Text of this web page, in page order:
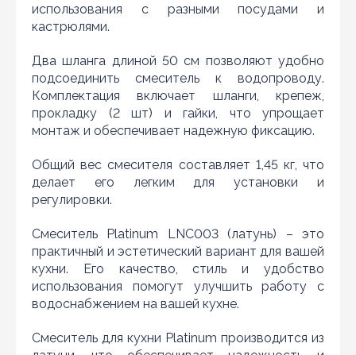
использования с разными посудами и
кастрюлями.
Два шланга длиной 50 см позволяют удобно
подсоединить смеситель к водопроводу.
Комплектация включает шланги, крепеж,
прокладку (2 шт) и гайки, что упрощает
монтаж и обеспечивает надежную фиксацию.
Общий вес смесителя составляет 1,45 кг, что
делает его легким для установки и
регулировки.
Смеситель Platinum LNC003 (латунь) – это
практичный и эстетический вариант для вашей
кухни. Его качество, стиль и удобство
использования помогут улучшить работу с
водоснабжением на вашей кухне.
Смеситель для кухни Platinum производится из
Уважаемы клиенты нашего магазина! Если вы блуждая
по интернету нашли цену нужного Вам товара
дешевле чем у нас... дайте нам знать, и мы будем рады
условии, что товар данной модели должен быть у
конкурента в наличии и цена на данный товар в
другом интернет-магазине актуальная и
действующая)